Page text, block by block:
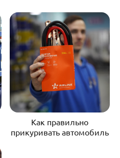
Как правильно
прикуривать автомобиль